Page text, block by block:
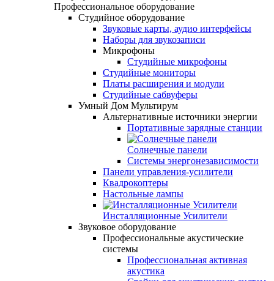
Профессиональное оборудование
Студийное оборудование
Звуковые карты, аудио интерфейсы
Наборы для звукозаписи
Микрофоны
Студийные микрофоны
Студийные мониторы
Платы расширения и модули
Студийные сабвуферы
Умный Дом Мультирум
Альтернативные источники энергии
Портативные зарядные станции
Солнечные панели
Системы энергонезависимости
Панели управления-усилители
Квадрокоптеры
Настольные лампы
Инсталляционные Усилители
Звуковое оборудование
Профессиональные акустические
системы
Профессиональная активная
акустика